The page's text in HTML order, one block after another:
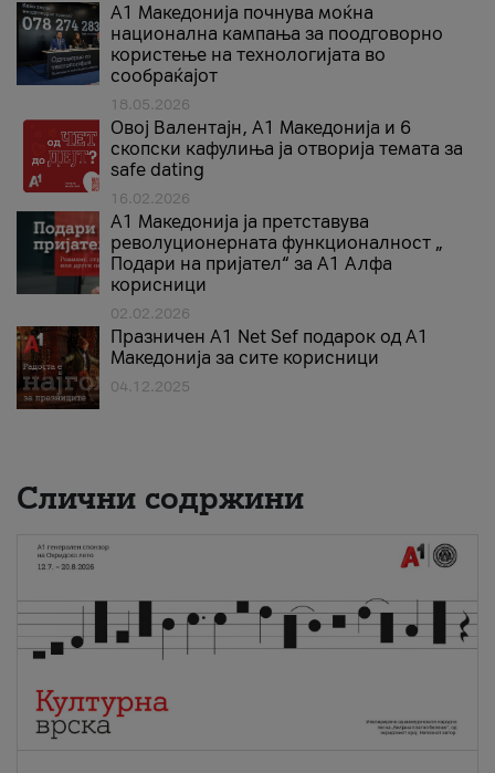
A1 Македонија почнува моќна
национална кампања за поодговорно
користење на технологијата во
сообраќајот
18.05.2026
Овој Валентајн, A1 Македонија и 6
скопски кафулиња ја отворија темата за
safe dating
16.02.2026
А1 Македонија ја претставува
револуционерната функционалност „
Подари на пријател“ за А1 Алфа
корисници
02.02.2026
Празничен A1 Net Sеf подарок од А1
Македонија за сите корисници
04.12.2025
Слични содржини